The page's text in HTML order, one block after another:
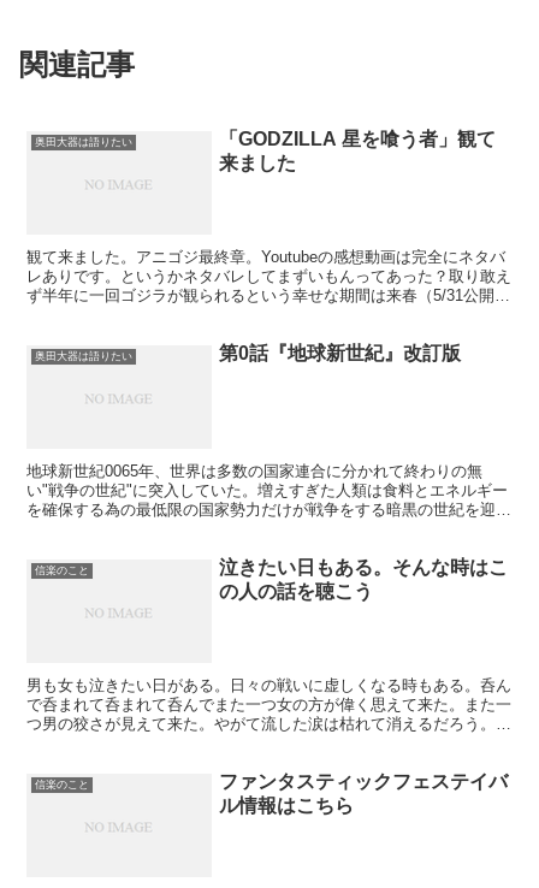
関連記事
奥田大器は語りたい
「GODZILLA 星を喰う者」観て
来ました
観て来ました。アニゴジ最終章。Youtubeの感想動画は完全にネタバ
レありです。というかネタバレしてまずいもんってあった？取り敢え
ず半年に一回ゴジラが観られるという幸せな期間は来春（5/31公開）
奥田大器は語りたい 第0話『地球新世紀』改訂版
地球新世紀0065年、世界は多数の国家連合に分かれて終わりの無
い"戦争の世紀"に突入していた。増えすぎた人類は食料とエネルギー
を確保する為の最低限の国家勢力だけが戦争をする暗黒の世紀を迎え
信楽のこと
泣きたい日もある。そんな時はこ
の人の話を聴こう
男も女も泣きたい日がある。日々の戦いに虚しくなる時もある。呑ん
で呑まれて呑まれて呑んでまた一つ女の方が偉く思えて来た。また一
つ男の狡さが見えて来た。やがて流した涙は枯れて消えるだろう。そ
信楽のこと
ファンタスティックフェステイバ
ル情報はこちら